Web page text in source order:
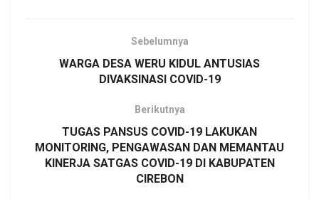
Sebelumnya
WARGA DESA WERU KIDUL ANTUSIAS
DIVAKSINASI COVID-19
Berikutnya
TUGAS PANSUS COVID-19 LAKUKAN
MONITORING, PENGAWASAN DAN MEMANTAU
KINERJA SATGAS COVID-19 DI KABUPATEN
CIREBON